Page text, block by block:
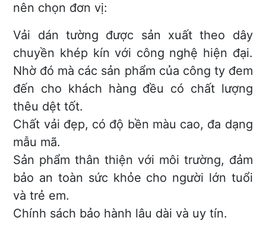
nên chọn đơn vị:
Vải dán tường được sản xuất theo dây
chuyền khép kín với công nghệ hiện đại.
Nhờ đó mà các sản phẩm của công ty đem
đến cho khách hàng đều có chất lượng
thêu dệt tốt.
Chất vải đẹp, có độ bền màu cao, đa dạng
mẫu mã.
Sản phẩm thân thiện với môi trường, đảm
bảo an toàn sức khỏe cho người lớn tuổi
và trẻ em.
Chính sách bảo hành lâu dài và uy tín.